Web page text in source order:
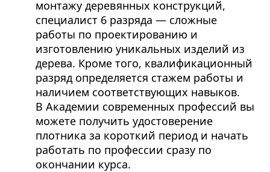
монтажу деревянных конструкций,
специалист 6 разряда — сложные
работы по проектированию и
изготовлению уникальных изделий из
дерева. Кроме того, квалификационный
разряд определяется стажем работы и
наличием соответствующих навыков.
В Академии современных профессий вы
можете получить удостоверение
плотника за короткий период и начать
работать по профессии сразу по
окончании курса.